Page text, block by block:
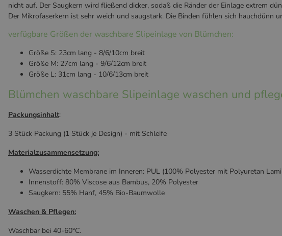
nicht auf. Der Saugkern wird fließend dicker, sodaß die Ränder der Einlage extrem
Der Mikrofaserkern ist sehr weich und saugstark. Die Binden fühlen sich hauchdünn
verfügbare Größen der waschbare Slipeinlage von Blümchen:
Größe S: 23cm lang - 8/6/10cm breit
Größe M: 27cm lang - 9/6/12cm breit
Größe L: 31cm lang - 10/6/13cm breit
Blümchen waschbare Slipeinlage waschen und
Packungsinhalt:
3 Stück Packung (1 Stück je Design) - mit Schleife
Materialzusammensetzung:
Wasserdichte Membrane im Inneren: PUL (100% Polyester mit Polyuretan
Innenstoff: 80% Viscose aus Bambus, 20% Polyester
Saugkern: 55% Hanf, 45% Bio-Baumwolle
Waschen & Pflegen:
Waschbar bei 40-60°C.